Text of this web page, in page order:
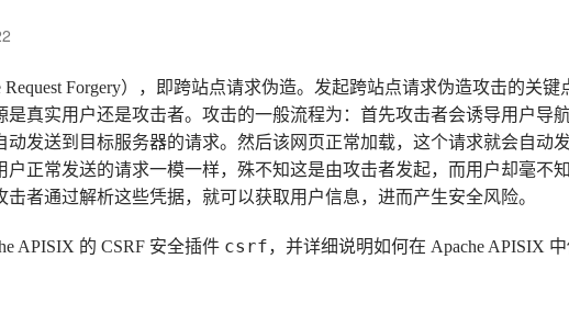
Request Forgery），即跨站点请求伪造。发起跨站点请求伪造攻击的关
是真实用户还是攻击者。攻击的一般流程为：首先攻击者会诱导用户导
动发送到目标服务器的请求。然后该网页正常加载，这个请求就会自动
户正常发送的请求一模一样，殊不知这是由攻击者发起，而用户却毫不
击者通过解析这些凭据，就可以获取用户信息，进而产生安全风险。
APISIX 的 CSRF 安全插件 csrf，并详细说明如何在 Apache APISIX